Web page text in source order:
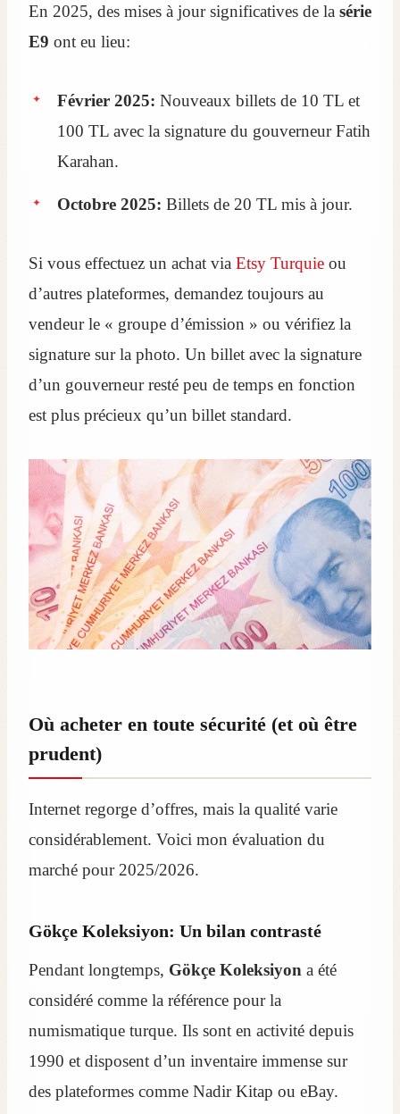
En 2025, des mises à jour significatives de la série
E9 ont eu lieu:
Février 2025: Nouveaux billets de 10 TL et
100 TL avec la signature du gouverneur Fatih
Karahan.
Octobre 2025: Billets de 20 TL mis à jour.
Si vous effectuez un achat via Etsy Turquie ou
d’autres plateformes, demandez toujours au
vendeur le « groupe d’émission » ou vérifiez la
signature sur la photo. Un billet avec la signature
d’un gouverneur resté peu de temps en fonction
est plus précieux qu’un billet standard.
Où acheter en toute sécurité (et où être
prudent)
Internet regorge d’offres, mais la qualité varie
considérablement. Voici mon évaluation du
marché pour 2025/2026.
Gökçe Koleksiyon: Un bilan contrasté
Pendant longtemps, Gökçe Koleksiyon a été
considéré comme la référence pour la
numismatique turque. Ils sont en activité depuis
1990 et disposent d’un inventaire immense sur
des plateformes comme Nadir Kitap ou eBay.